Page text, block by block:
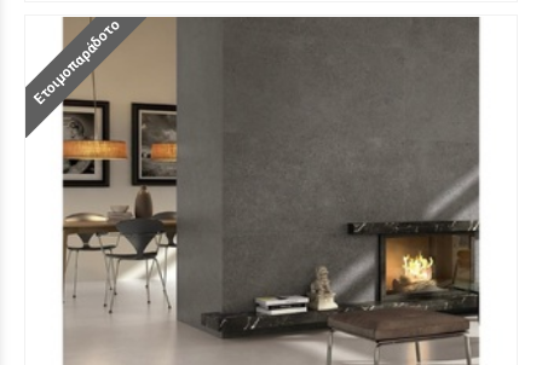
Ετοιμοπαράδοτο